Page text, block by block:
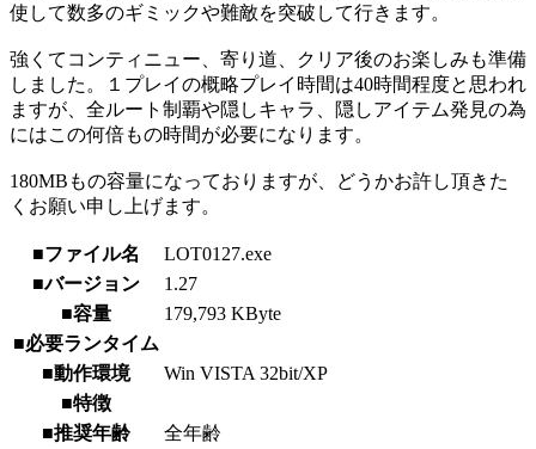
使して数多のギミックや難敵を突破して行きます。
強くてコンティニュー、寄り道、クリア後のお楽しみも準備
しました。１プレイの概略プレイ時間は40時間程度と思われ
ますが、全ルート制覇や隠しキャラ、隠しアイテム発見の為
にはこの何倍もの時間が必要になります。
180MBもの容量になっておりますが、どうかお許し頂きた
くお願い申し上げます。
■ファイル名
LOT0127.exe
■バージョン
1.27
■容量
179,793 KByte
■必要ランタイム
■動作環境
Win VISTA 32bit/XP
■特徴
■推奨年齢
全年齢